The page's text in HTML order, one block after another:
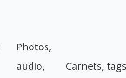
Photos,
audio,
Carnets, tags